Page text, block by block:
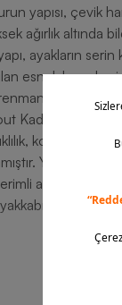
yapısı, çevik
ağırlık altında
ayakların serin
esnek lazer
sırasında
Spor
konfor ve
Yüksek
antrenman
modeline